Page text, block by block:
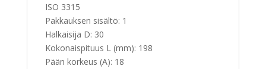
ISO 3315
Pakkauksen sisältö: 1
Halkaisija D: 30
Kokonaispituus L (mm): 198
Pään korkeus (A): 18